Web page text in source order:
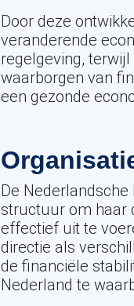
Door deze
veranderende
regelgeving,
waarborgen van
een gezonde
De
structuur om haar
effectief uit te
directie als
de financiële
Nederland te